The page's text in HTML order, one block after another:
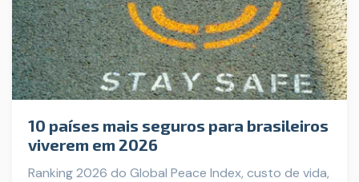
10 países mais seguros para brasileiros
viverem em 2026
Ranking 2026 do Global Peace Index, custo de vida,